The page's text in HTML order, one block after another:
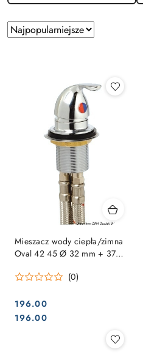
Zastosowano
sortowanie:
Sortuj
według
Mieszacz wody ciepła/zimna
Oval 42 45 Ø 32 mm + 37
(0)
Cena:
196.00
Cena:
196.00